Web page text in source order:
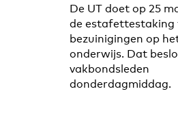
De UT doet op 25
de estafettestaking
bezuinigingen op
onderwijs. Dat
vakbondsleden
donderdagmiddag.